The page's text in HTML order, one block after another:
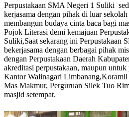
Perpustakaan SMA Negeri 1 Suliki
kerjasama dengan pihak di luar
membangun budaya cinta baca bagi
Pojok Literasi demi kemajuan
Suliki,Saat sekarang ini Perpustakaan
bekerjasama dengan berbagai pihak
dengan Perpustakaan Daerah
akreditasi perpustakaan, maupun untuk
Kantor Walinagari
Mas Makmur, Perguruan Silek Tuo
masjid setempat.